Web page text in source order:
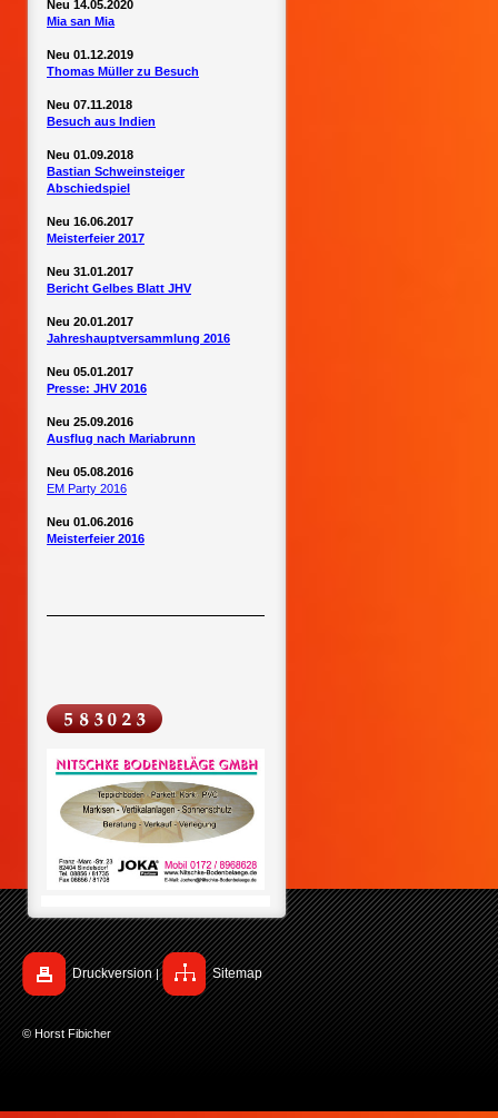
Neu 14.05.2020
Mia san Mia
Neu 01.12.2019
Thomas Müller zu Besuch
Neu 07.11.2018
Besuch aus Indien
Neu 01.09.2018
Bastian Schweinsteiger
Abschiedspiel
Neu 16.06.2017
Meisterfeier 2017
Neu 31.01.2017
Bericht Gelbes Blatt JHV
Neu 20.01.2017
Jahreshauptversammlung 2016
Neu 05.01.2017
Presse: JHV 2016
Neu 25.09.2016
Ausflug nach Mariabrunn
Neu 05.08.2016
EM Party 2016
Neu 01.06.2016
Meisterfeier 2016
Druckversion | Sitemap
© Horst Fibicher